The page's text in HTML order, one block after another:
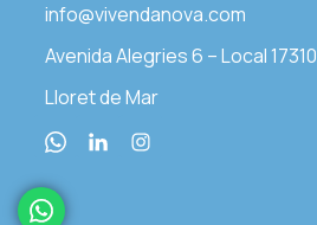
info@vivendanova.com
Avenida Alegries 6 – Local 17310
Lloret de Mar